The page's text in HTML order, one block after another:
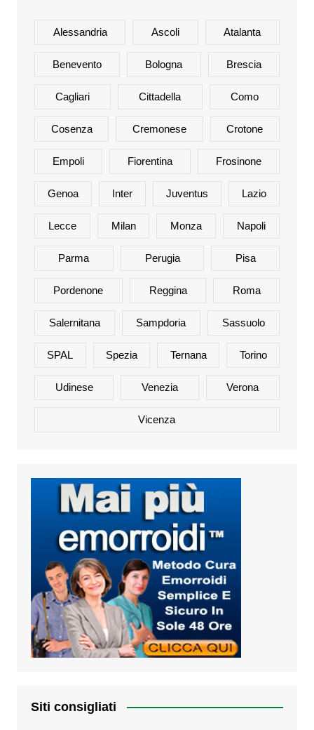
Alessandria Ascoli Atalanta
Benevento Bologna Brescia
Cagliari Cittadella Como
Cosenza Cremonese Crotone
Empoli Fiorentina Frosinone
Genoa Inter Juventus Lazio
Lecce Milan Monza Napoli
Parma Perugia Pisa
Pordenone Reggina Roma
Salernitana Sampdoria Sassuolo
SPAL Spezia Ternana Torino
Udinese Venezia Verona
Vicenza
Siti consigliati